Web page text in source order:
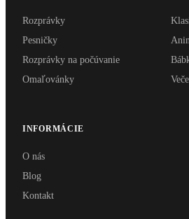
Rozprávky
Pesničky
Rozprávky na počúvanie
Omaľovánky
INFORMÁCIE
O nás
Blog
Kontakt